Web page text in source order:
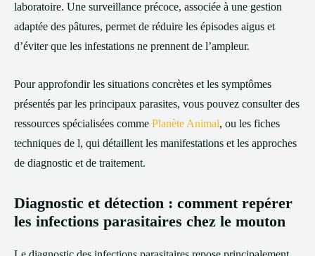
laboratoire. Une surveillance précoce, associée à une gestion
adaptée des pâtures, permet de réduire les épisodes aigus et
d’éviter que les infestations ne prennent de l’ampleur.
Pour approfondir les situations concrètes et les symptômes
présentés par les principaux parasites, vous pouvez consulter des
ressources spécialisées comme Planète Animal, ou les fiches
techniques de l, qui détaillent les manifestations et les approches
de diagnostic et de traitement.
Diagnostic et détection : comment repérer
les infections parasitaires chez le mouton